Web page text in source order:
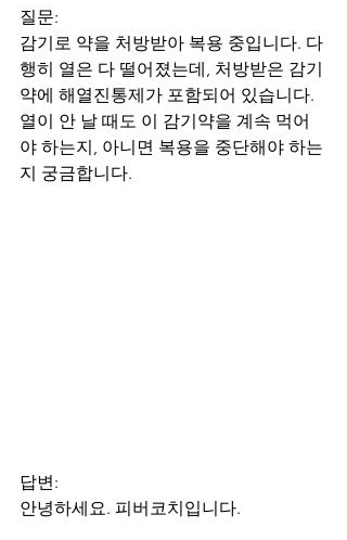
질문:
감기로 약을 처방받아 복용 중입니다. 다
행히 열은 다 떨어졌는데, 처방받은 감기
약에 해열진통제가 포함되어 있습니다.
열이 안 날 때도 이 감기약을 계속 먹어
야 하는지, 아니면 복용을 중단해야 하는
지 궁금합니다.
답변:
안녕하세요. 피버코치입니다.